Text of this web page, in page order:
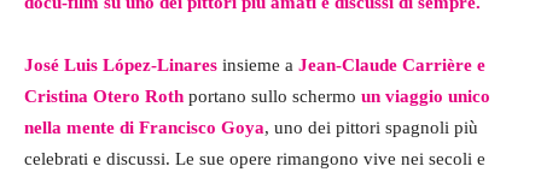
José Luis López-Linares insieme a Jean-Claude Carrière e
Cristina Otero Roth portano sullo schermo un viaggio unico
nella mente di Francisco Goya, uno dei pittori spagnoli più
celebrati e discussi. Le sue opere rimangono vive nei secoli e